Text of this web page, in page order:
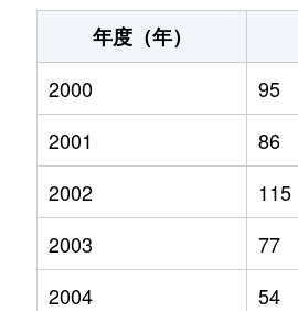
年度（年）
2000
95
2001
86
2002
115
2003
77
2004
54